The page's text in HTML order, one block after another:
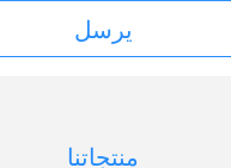
يرسل
منتجاتنا